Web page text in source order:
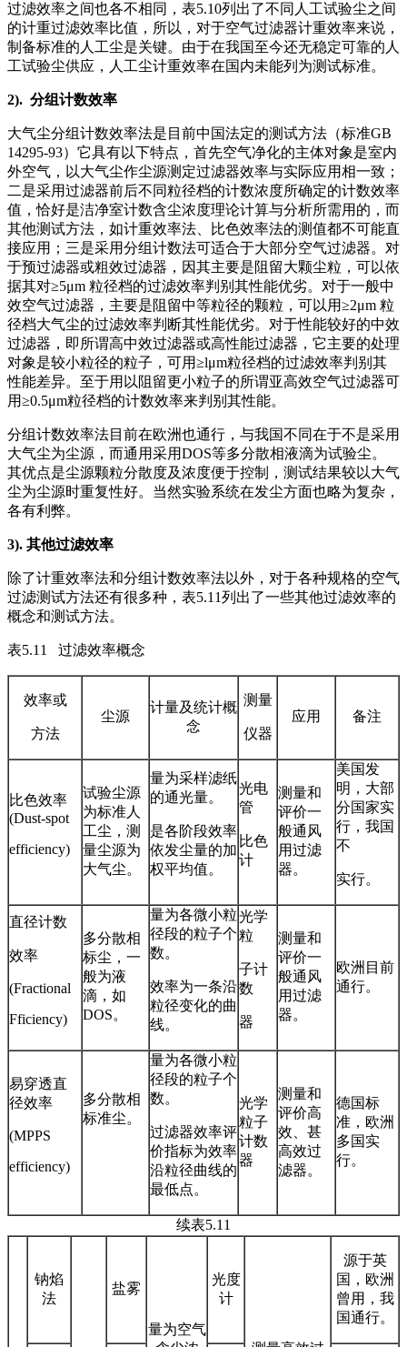
过滤效率之间也各不相同，表5.10列出了不同人工试验尘之间
的计重过滤效率比值，所以，对于空气过滤器计重效率来说，
制备标准的人工尘是关键。由于在我国至今还无稳定可靠的人
工试验尘供应，人工尘计重效率在国内未能列为测试标准。
2). 分组计数效率
大气尘分组计数效率法是目前中国法定的测试方法（标准GB
14295-93）它具有以下特点，首先空气净化的主体对象是室内
外空气，以大气尘作尘源测定过滤器效率与实际应用相一致；
二是采用过滤器前后不同粒径档的计数浓度所确定的计数效率
值，恰好是洁净室计数含尘浓度理论计算与分析所需用的，而
其他测试方法，如计重效率法、比色效率法的测值都不可能直
接应用；三是采用分组计数法可适合于大部分空气过滤器。对
于预过滤器或粗效过滤器，因其主要是阻留大颗尘粒，可以依
据其对≥5μm 粒径档的过滤效率判别其性能优劣。对于一般中
效空气过滤器，主要是阻留中等粒径的颗粒，可以用≥2μm 粒
径档大气尘的过滤效率判断其性能优劣。对于性能较好的中效
过滤器，即所谓高中效过滤器或高性能过滤器，它主要的处理
对象是较小粒径的粒子，可用≥lμm粒径档的过滤效率判别其
性能差异。至于用以阻留更小粒子的所谓亚高效空气过滤器可
用≥0.5μm粒径档的计数效率来判别其性能。
分组计数效率法目前在欧洲也通行，与我国不同在于不是采用
大气尘为尘源，而通用采用DOS等多分散相液滴为试验尘。
其优点是尘源颗粒分散度及浓度便于控制，测试结果较以大气
尘为尘源时重复性好。当然实验系统在发尘方面也略为复杂，
各有利弊。
3). 其他过滤效率
除了计重效率法和分组计数效率法以外，对于各种规格的空气
过滤测试方法还有很多种，表5.11列出了一些其他过滤效率的
概念和测试方法。
表5.11 过滤效率概念
效率或
方法
尘源
计量及统计概
念
测量
仪器
应用 备注
比色效率
(Dust-spot
efficiency)
试验尘源
为标准人
工尘，测
量尘源为
大气尘。
量为采样滤纸
的通光量。
是各阶段效率
依发尘量的加
权平均值。
光电
管
比色
计
测量和
评价一
般通风
用过滤
器。
美国发
明，大部
分国家实
行，我国
不
实行。
直径计数
效率
(Fractional
Fficiency)
多分散相
标尘，一
般为液
滴，如
DOS。
量为各微小粒
径段的粒子个
数。
效率为一条沿
粒径变化的曲
线。
光学
粒
子计
数
器
测量和
评价一
般通风
用过滤
器。
欧洲目前
通行。
易穿透直
径效率
(MPPS
efficiency)
多分散相
标准尘。
量为各微小粒
径段的粒子个
数。
过滤器效率评
价指标为效率
沿粒径曲线的
最低点。
光学
粒子
计数
器
测量和
评价高
效、甚
高效过
滤器。
德国标
准，欧洲
多国实
行。
续表5.11
钠焰
法
盐雾
量为空气
光度
计
源于英
国，欧洲
曾用，我
国通行。